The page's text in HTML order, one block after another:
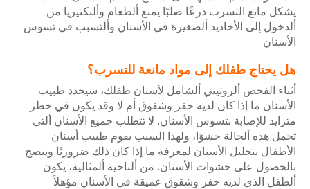
يشكل مانع التسرب درعًا صلبًا يمنع ألطعام وألبكتيريا من
ألدخول إلى الأخاديد ألصغيرة في الأسنان وألتسبب في تسوس
الأسنان
هل يحتاج طفلك إلى مواد مانعة للتسرب؟
أثناء الفحص ألروتيني ألشامل لأسنان طفلك، سيحدد طبيب
الأسنان ما إذا كان لديه حفر وشقوق أم لا وقد يكون في خطر
متزايد للإصابة بتسوس الأسنان. لا تتطلب جميع الأسنان ألتي
تحمل هذه ألحالة حشوًا، ولهذا السبب يقوم طبيب أسنان
الأطفال بتحليل الأسنان لمعرفة ما إذا كان ذلك ضروريًا وينصح
بالحصول على حشوات الأسنان. من ألناحية ألمثالية، يكون
ألطفل الذي لديه حفر وشقوق عميقة في الأسنان مؤهلاً